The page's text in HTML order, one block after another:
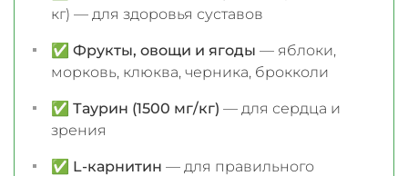
кг) — для здоровья суставов
✅ Фрукты, овощи и ягоды — яблоки,
морковь, клюква, черника, брокколи
✅ Таурин (1500 мг/кг) — для сердца и
зрения
✅ L-карнитин — для правильного